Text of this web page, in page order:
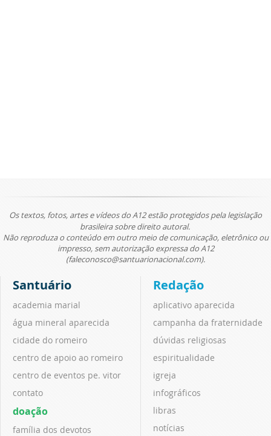
Os textos, fotos, artes e vídeos do A12 estão protegidos pela legislação
brasileira sobre direito autoral.
Não reproduza o conteúdo em outro meio de comunicação, eletrônico ou
impresso, sem autorização expressa do A12
(faleconosco@santuarionacional.com).
Santuário
academia marial
água mineral aparecida
cidade do romeiro
centro de apoio ao romeiro
centro de eventos pe. vitor
contato
doação
família dos devotos
Redação
aplicativo aparecida
campanha da fraternidade
dúvidas religiosas
espiritualidade
igreja
infográficos
libras
notícias